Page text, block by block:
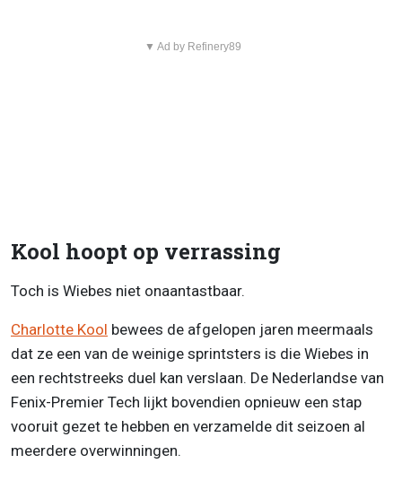
▼ Ad by Refinery89
Kool hoopt op verrassing
Toch is Wiebes niet onaantastbaar.
Charlotte Kool bewees de afgelopen jaren meermaals
dat ze een van de weinige sprintsters is die Wiebes in
een rechtstreeks duel kan verslaan. De Nederlandse van
Fenix-Premier Tech lijkt bovendien opnieuw een stap
vooruit gezet te hebben en verzamelde dit seizoen al
meerdere overwinningen.